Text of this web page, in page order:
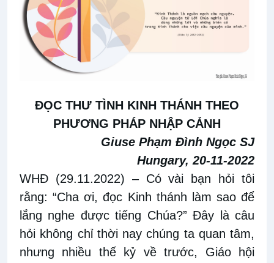
ĐỌC THƯ TÌNH KINH THÁNH THEO
PHƯƠNG PHÁP NHẬP CẢNH
Giuse Phạm Đình Ngọc SJ
Hungary, 20-11-2022
WHĐ (29.11.2022) – Có vài bạn hỏi tôi
rằng: “Cha ơi, đọc Kinh thánh làm sao để
lắng nghe được tiếng Chúa?” Đây là câu
hỏi không chỉ thời nay chúng ta quan tâm,
nhưng nhiều thế kỷ về trước, Giáo hội